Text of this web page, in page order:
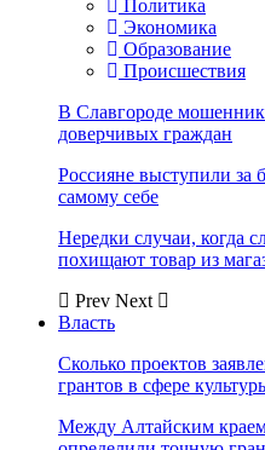
Политика
Экономика
Образование
Происшествия
В Славгороде
доверчивых граждан
Россияне выступили за
самому себе
Нередки случаи, когда
похищают товар из
Prev Next
Власть
Сколько проектов
грантов в сфере
Между Алтайским